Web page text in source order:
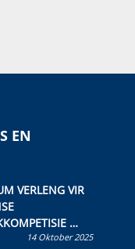
EN
VERLENG VIR
of
14 Oktober 2025